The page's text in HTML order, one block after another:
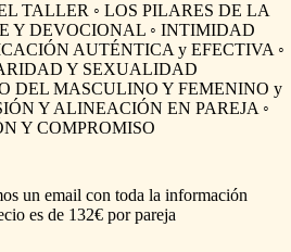
TALLER ◦ LOS PILARES DE LA
Y DEVOCIONAL ◦ INTIMIDAD
AUTÉNTICA y EFECTIVA ◦
Y SEXUALIDAD
DEL MASCULINO Y FEMENINO y
Y ALINEACIÓN EN PAREJA ◦
Y COMPROMISO
un email con toda la información
es de 132€ por pareja